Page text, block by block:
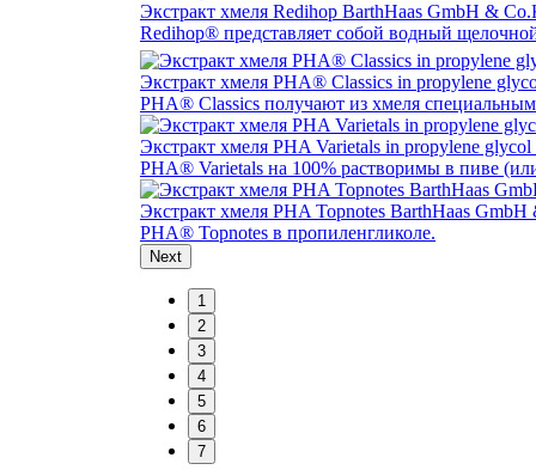
Экстракт хмеля Redihop BarthHaas GmbH &
Redihop® представляет собой водный
Экстракт хмеля PHA® Classics in propylene
PHA® Classics получают из хмеля
Экстракт хмеля PHA Varietals in propylene
PHA® Varietals на 100% растворимы в пиве
Экстракт хмеля PHA Topnotes BarthHaas
PHA® Topnotes в пропиленгликоле.
Next
1
2
3
4
5
6
7